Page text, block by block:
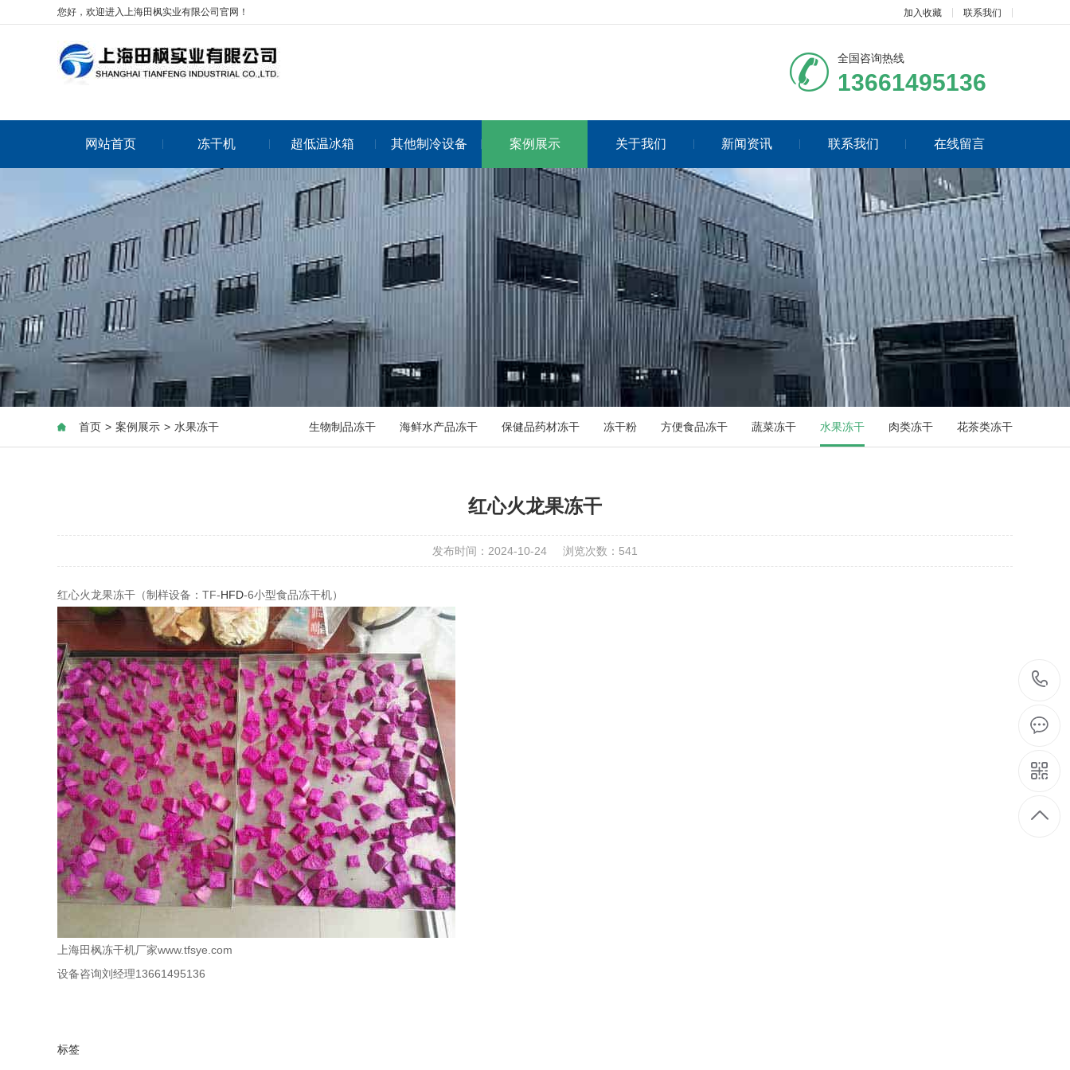
您好，欢迎进入上海田枫实业有限公司官网！ 加入收藏 联系我们
全国咨询热线
13661495136
网站首页 冻干机 超低温冰箱 其他制冷设备 案例展示 关于我们 新闻资讯 联系我们 在线留言
首页 > 案例展示 > 水果冻干 生物制品冻干 海鲜水产品冻干 保健品药材冻干 冻干粉 方便食品冻干 蔬菜冻干 水果冻干 肉类冻干 花茶类冻干
红心火龙果冻干
发布时间：2024-10-24 浏览次数：541
红心火龙果冻干（制样设备：TF-HFD-6小型食品冻干机）
上海田枫冻干机厂家www.tfsye.com
设备咨询刘经理13661495136
标签